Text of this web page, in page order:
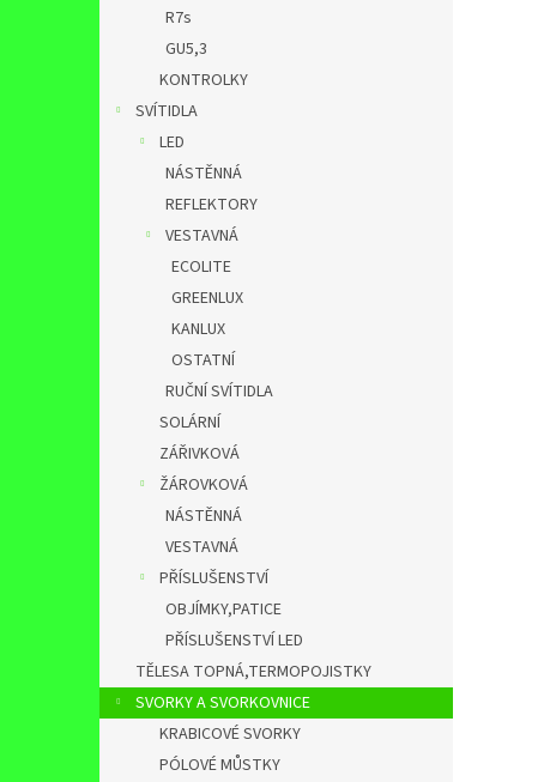
R7s
GU5,3
KONTROLKY
SVÍTIDLA
LED
NÁSTĚNNÁ
REFLEKTORY
VESTAVNÁ
ECOLITE
GREENLUX
KANLUX
OSTATNÍ
RUČNÍ SVÍTIDLA
SOLÁRNÍ
ZÁŘIVKOVÁ
ŽÁROVKOVÁ
NÁSTĚNNÁ
VESTAVNÁ
PŘÍSLUŠENSTVÍ
OBJÍMKY,PATICE
PŘÍSLUŠENSTVÍ LED
TĚLESA TOPNÁ,TERMOPOJISTKY
SVORKY A SVORKOVNICE
KRABICOVÉ SVORKY
PÓLOVÉ MŮSTKY